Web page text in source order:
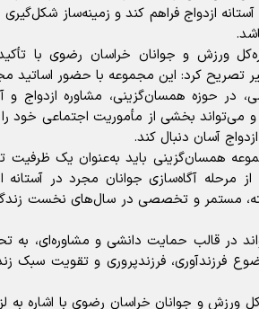
ازدواج فراهم کند و زمینه‌ساز شکل‌گیری
ورزش و جوانان خراسان رضوی با
تصریح کرد: این مجموعه با حضور اساتید
در حوزه همسان‌گزینی، مشاوره ازدواج و
می‌تواند بخشی از مأموریت اجتماعی خود را
آسان دنبال کند.
همسان‌گزینی باید به‌عنوان یک
مرحله آگاه‌سازی جوانان مجرد در آستانه
مستمر و تخصصی در سال‌های نخست
در قالب حمایت دانشی و مشاوره‌ای، به
فرزندآوری، فرزندپروری و تقویت سبک
ورزش و جوانان خراسان رضوی با اشاره به